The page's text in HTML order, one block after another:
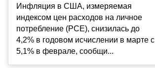
Инфляция в США, измеряемая
индексом цен расходов на личное
потребление (PCE), снизилась до
4,2% в годовом исчислении в марте с
5,1% в феврале, сообщи...